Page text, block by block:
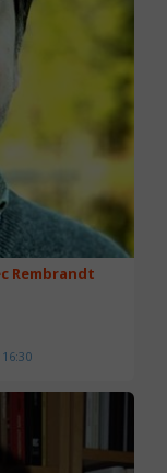
Rembrandt